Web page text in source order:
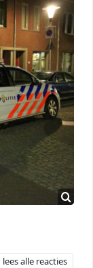
leesalle reacties